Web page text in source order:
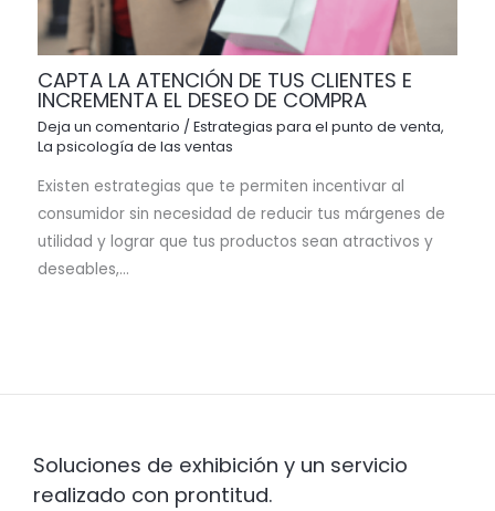
CAPTA LA ATENCIÓN DE TUS CLIENTES E
INCREMENTA EL DESEO DE COMPRA
Deja un comentario /Estrategias para el punto de venta,
La psicología de las ventas
Existen estrategias que te permiten incentivar al
consumidor sin necesidad de reducir tus márgenes de
utilidad y lograr que tus productos sean atractivos y
deseables,…
Soluciones de exhibición y un servicio
realizado con prontitud.